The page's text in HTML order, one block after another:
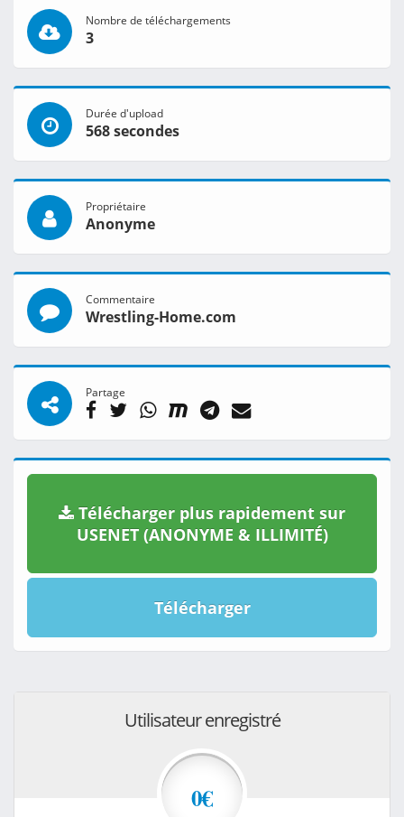
Nombre de téléchargements
3
Durée d'upload
568 secondes
Propriétaire
Anonyme
Commentaire
Wrestling-Home.com
Partage
Télécharger plus rapidement sur
USENET (ANONYME & ILLIMITÉ)
Télécharger
Utilisateur enregistré
0€